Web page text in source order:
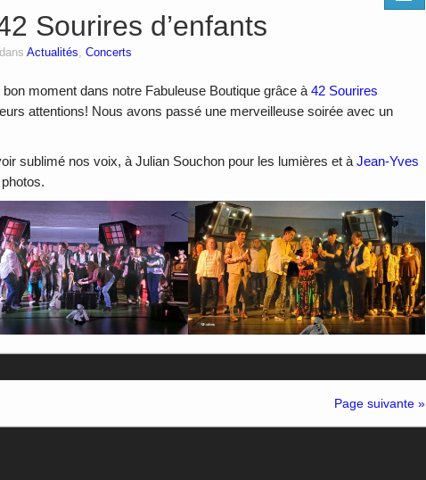
Sourires d’enfants
Actualités, Concerts
moment dans notre Fabuleuse Boutique grâce à 42 Sourires
attentions! Nous avons passé une merveilleuse soirée avec un
sublimé nos voix, à Julian Souchon pour les lumières et à Jean-Yves
Page suivante »